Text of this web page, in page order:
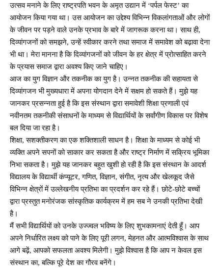
उत्सव मनाने के लिए राष्ट्रपति भवन के अमृत उद्यान में ‘पर्पल फेस्ट’ का
आयोजन किया गया था। उस आयोजन का उद्देश्य विभिन्न विकलांगताओं और लोगों
के जीवन पर पड़ने वाले उनके प्रभाव के बारे में जागरूक करना था। साथ ही,
दिव्यांगजनों को समझने, उन्हें स्वीकार करने तथा समाज में समावेश को बढ़ावा देना
भी था। मेरा मानना है कि दिव्यांगजनों को जीवन के हर क्षेत्र में प्रोत्साहित करने
के प्रयास समाज द्वारा अवश्य किए जाने चाहिए।
आज का युग विज्ञान और तकनीक का युग है। उन्नत तकनीक की सहायता से
दिव्यांगजन भी मुख्यधारा में अपना योगदान देने में सक्षम हो सकते हैं। मुझे यह
जानकर प्रसन्नता हुई है कि इस संस्थान द्वारा समावेशी शिक्षा प्रणाली एवं
नवीनतम तकनीकी संसाधनों के माध्यम से विद्यार्थियों के सर्वांगीण विकास पर विशेष
बल दिया जा रहा है।
शिक्षा, सशक्तीकरण का एक शक्तिशाली साधन है। शिक्षा के माध्यम से कोई भी
व्यक्ति अपने सपनों को साकार कर सकता है और राष्ट्र निर्माण में सक्रिय भूमिका
निभा सकता है। मुझे यह जानकर बहुत खुशी हो रही है कि इस संस्थान के आदर्श
विद्यालय के विद्यार्थी कंप्यूटर, गणित, विज्ञान, संगीत, नृत्य और खेलकूद जैसे
विभिन्न क्षेत्रों में उल्लेखनीय प्रतिभा का प्रदर्शन कर रहे हैं। छोटे-छोटे बच्चों
द्वारा प्रस्तुत मनोरंजक सांस्कृतिक कार्यक्रम में हम सब ने उनकी प्रतिभा देखी
है।
मैं सभी विद्यार्थियों को उनके उज्ज्वल भविष्य के लिए शुभकामनाएं देती हूँ। आप
अपने निर्धारित लक्ष्य को पाने के लिए पूरी लगन, मेहनत और आत्मविश्वास के साथ
आगे बढ़ें, आपको सफलता अवश्य मिलेगी। मुझे विश्वास है कि आप न केवल इस
संस्थान का, बल्कि पूरे देश का गौरव बनेंगे।